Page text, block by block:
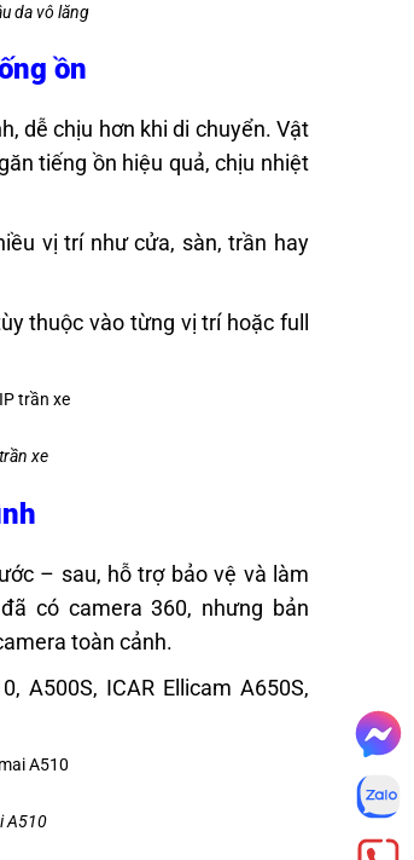
da vô lăng
ồn
dễ chịu hơn khi di chuyển. Vật
tiếng ồn hiệu quả, chịu nhiệt
vị trí như cửa, sàn, trần hay
thuộc vào từng vị trí hoặc full
xe
– sau, hỗ trợ bảo vệ và làm
có camera 360, nhưng bản
toàn cảnh.
A500S, ICAR Ellicam A650S,
A510